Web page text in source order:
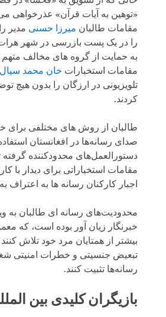
مقامات طالبان میرزا حسنی مدیر
را در یک پست بازرسی در شهر هرات
مقامات استخبارات خان محمد سیال
تلویزیونی در ارزگان را بدون هیچ
کردند.
طالبان از روش های مختلفی
صدای رسانه‌ها در افغانستان استفاده
دستورالعمل‌های محدودکننده گرفته
مقامات استخباراتی برای دیدار با
اجبار کارکنان رسانه‌ ها به اعتراف
محدودیت‌های رسانه ‌ای طالبان به
خبر‌نگار زیان آور بوده است، که
بیشتر از همتایان مرد خود تلاش کنند
تبعیض جنسیتی و خطرات امنیتی
رسانه‌ها تثبیت کنند.
بازیگران کلیدی بین